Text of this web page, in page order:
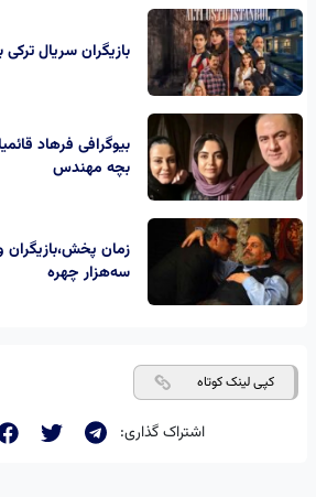
بازیگران سریال ترکی
بیوگرافی فرهاد
بچه مهندس
زمان
سه‌هزار چهره
کپی لینک کوتاه
اشتراک گذاری: